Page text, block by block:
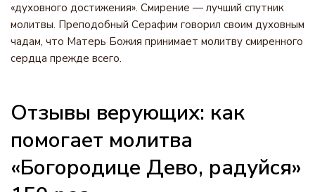
«духовного достижения». Смирение — лучший спутник
молитвы. Преподобный Серафим говорил своим духовным
чадам, что Матерь Божия принимает молитву смиренного
сердца прежде всего.
Отзывы верующих: как
помогает молитва
«Богородице Дево, радуйся»